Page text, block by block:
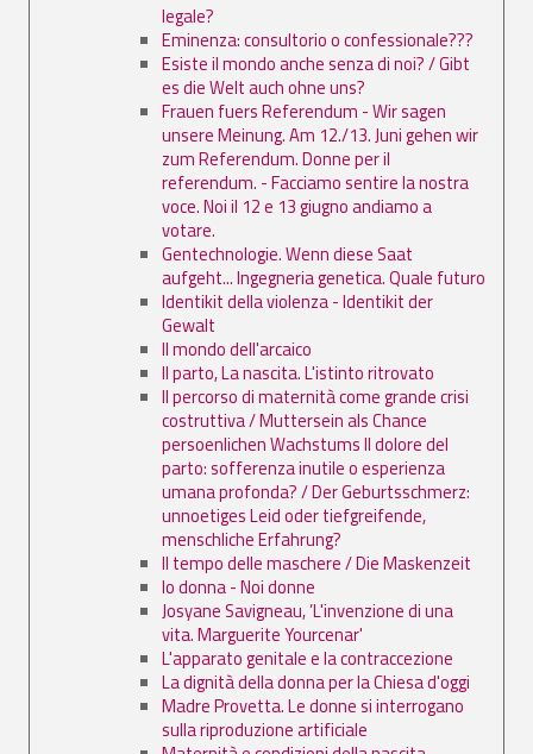
legale?
Eminenza: consultorio o confessionale???
Esiste il mondo anche senza di noi? / Gibt
es die Welt auch ohne uns?
Frauen fuers Referendum - Wir sagen
unsere Meinung. Am 12./13. Juni gehen wir
zum Referendum. Donne per il
referendum. - Facciamo sentire la nostra
voce. Noi il 12 e 13 giugno andiamo a
votare.
Gentechnologie. Wenn diese Saat
aufgeht... Ingegneria genetica. Quale futuro
Identikit della violenza - Identikit der
Gewalt
Il mondo dell'arcaico
Il parto, La nascita. L'istinto ritrovato
Il percorso di maternità come grande crisi
costruttiva / Muttersein als Chance
persoenlichen Wachstums Il dolore del
parto: sofferenza inutile o esperienza
umana profonda? / Der Geburtsschmerz:
unnoetiges Leid oder tiefgreifende,
menschliche Erfahrung?
Il tempo delle maschere / Die Maskenzeit
Io donna - Noi donne
Josyane Savigneau, ’L'invenzione di una
vita. Marguerite Yourcenar'
L'apparato genitale e la contraccezione
La dignità della donna per la Chiesa d'oggi
Madre Provetta. Le donne si interrogano
sulla riproduzione artificiale